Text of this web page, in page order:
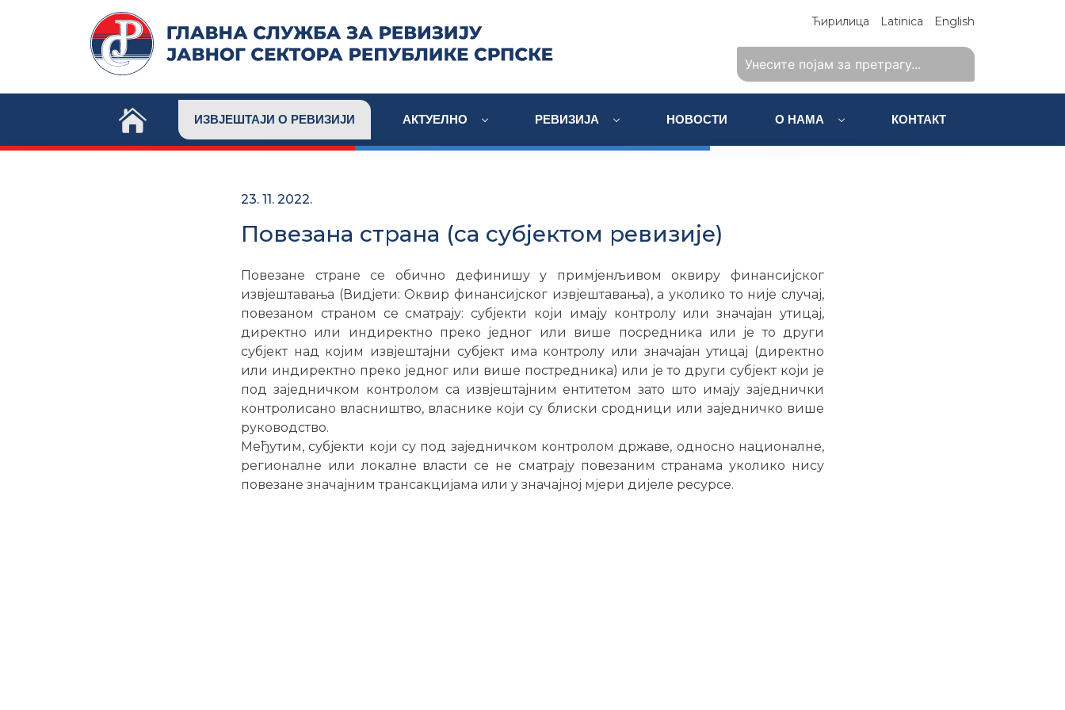
Ћирилица Latinica English
ИЗВЈЕШТАЈИ О РЕВИЗИЈИ АКТУЕЛНО РЕВИЗИЈА НОВОСТИ О НАМА КОНТАКТ
23. 11. 2022.
Повезана страна (са субјектом ревизије)
Повезане стране се обично дефинишу у примјенљивом оквиру финансијског
извјештавања (Видјети: Оквир финансијског извјештавања), а уколико то није случај,
повезаном страном се сматрају: субјекти који имају контролу или значајан утицај,
директно или индиректно преко једног или више посредника или је то други
субјект над којим извјештајни субјект има контролу или значајан утицај (директно
или индиректно преко једног или више постредника) или је то други субјект који је
под заједничком контролом са извјештајним ентитетом зато што имају заједнички
контролисано власништво, власнике који су блиски сродници или заједничко више
руководство.
Међутим, субјекти који су под заједничком контролом државе, односно националне,
регионалне или локалне власти се не сматрају повезаним странама уколико нису
повезане значајним трансакцијама или у значајној мјери дијеле ресурсе.